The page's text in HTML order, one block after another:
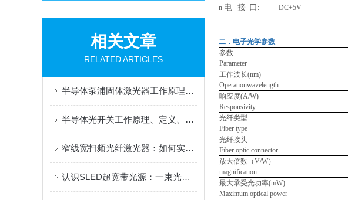
相关文章
RELATED ARTICLES
半导体泵浦固体激光器工作原理、定义、特点及应用解析
半导体光开关工作原理、定义、结构、特点及应用范围揭秘
窄线宽扫频光纤激光器：如何实现准确的光谱扫描？
认识SLED超宽带光源：一束光里的丰富光谱
n 电 接 口 : DC+5V
二．电子光学参数
参数
Parameter
工作波长(nm)
Operationwavelength
响应度(A/W)
Responsivity
光纤类型
Fiber type
光纤接头
Fiber optic connector
放大倍数（V/W）
magnification
最大承受光功率(mW)
Maximum optical power